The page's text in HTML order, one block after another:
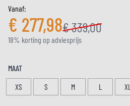
Vanaf:
€ 277,98€ 339,00
18% korting op adviesprijs
MAAT
XS
S M L XL